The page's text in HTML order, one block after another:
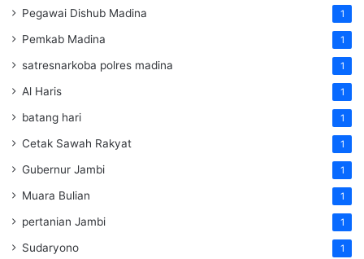
Pegawai Dishub Madina 1
Pemkab Madina 1
satresnarkoba polres madina 1
Al Haris 1
batang hari 1
Cetak Sawah Rakyat 1
Gubernur Jambi 1
Muara Bulian 1
pertanian Jambi 1
Sudaryono 1